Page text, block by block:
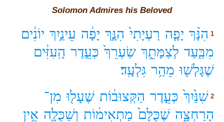
Solomon Admires his Beloved
1 הִנָּ֨ךְ יָפָ֤ה רַעְיָתִי֙ הִנָּ֣ךְ יָפָ֔ה עֵינַ֣יִךְ יוֹנִ֔ים
מִבַּ֖עַד לְצַמָּתֵ֑ךְ שַׂעְרֵךְ֙ כְּעֵ֣דֶר הָֽעִזִּ֔ים
שֶׁגָּלְשׁ֖וּ מֵהַ֥ר גִּלְעָֽד׃
2 שִׁנַּ֙יִךְ֙ כְּעֵ֣דֶר הַקְּצוּב֔וֹת שֶׁעָל֖וּ מִן־
הָרַחְצָ֑ה שֶׁכֻּלָּם֙ מַתְאִימ֔וֹת וְשַׁכֻּלָ֖ה אֵ֥ין